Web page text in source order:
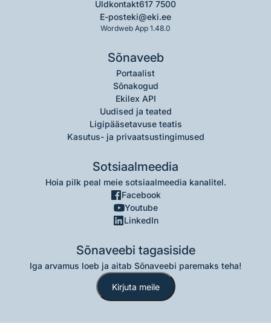
Üldkontakt617 7500
E-posteki@eki.ee
Wordweb App 1.48.0
Sõnaveeb
Portaalist
Sõnakogud
Ekilex API
Uudised ja teated
Ligipääsetavuse teatis
Kasutus- ja privaatsustingimused
Sotsiaalmeedia
Hoia pilk peal meie sotsiaalmeedia kanalitel.
Facebook
Youtube
LinkedIn
Sõnaveebi tagasiside
Iga arvamus loeb ja aitab Sõnaveebi paremaks teha!
Kirjuta meile